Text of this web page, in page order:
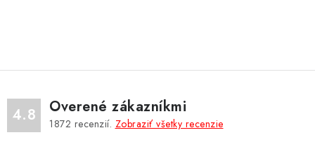
á
d
a
c
4.8 Overené zákazníkmi
1872 recenzií. Zobraziť všetky recenzie